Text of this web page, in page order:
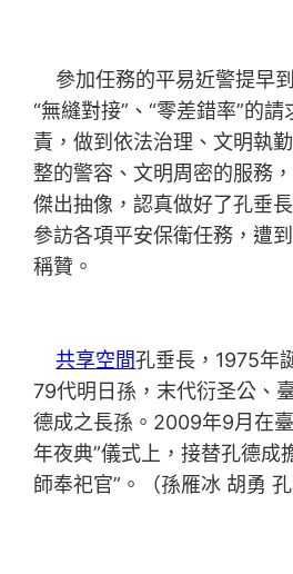
參加任務的平易近警提早
“無縫對接”、“零差錯率”的
責，做到依法治理、文明執
整的警容、文明周密的服務
傑出抽像，認真做好了孔垂
參訪各項平安保衛任務，遭
稱贊。
共享空間孔垂長，1975年
79代明日孫，末代衍圣公、
德成之長孫。2009年9月在
年夜典”儀式上，接替孔德成
師奉祀官”。（孫雁冰 胡勇 孔